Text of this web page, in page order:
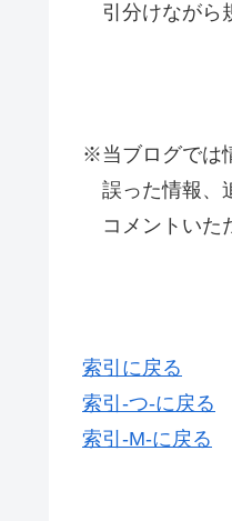
引分けながら
※当ブログでは
誤った情報、
コメントいた
索引に戻る
索引-つ-に戻る
索引-M-に戻る